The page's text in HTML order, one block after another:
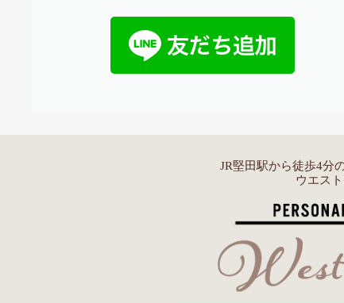
JR堅田駅から徒歩4分
ウエス